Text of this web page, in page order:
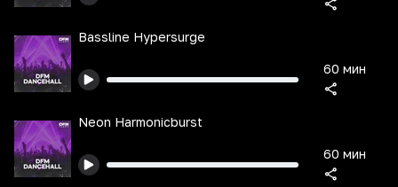
Bassline Hypersurge
60 мин
Neon Harmonicburst
60 мин